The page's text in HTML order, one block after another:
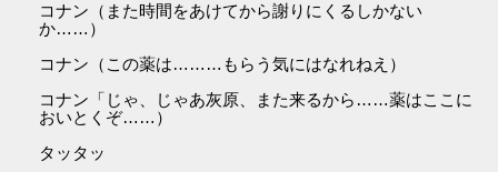
コナン（また時間をあけてから謝りにくるしかない
か……）
コナン（この薬は………もらう気にはなれねえ）
コナン「じゃ、じゃあ灰原、また来るから……薬はここに
おいとくぞ……）
タッタッ